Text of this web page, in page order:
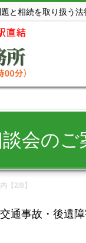
と相続を取り扱う法
会のご
【2/8】
通事故・後遺